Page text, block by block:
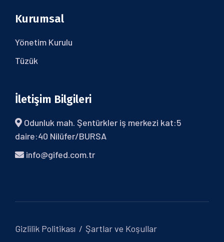
Kurumsal
Yönetim Kurulu
Tüzük
İletişim Bilgileri
Odunluk mah. Şentürkler iş merkezi kat:5
daire:40 Nilüfer/BURSA
info@gifed.com.tr
Gizlilik Politikası Şartlar ve Koşullar